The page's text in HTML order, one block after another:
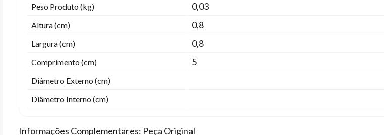
Peso Produto (kg) 0,03
Altura (cm) 0,8
Largura (cm) 0,8
Comprimento (cm) 5
Diâmetro Externo (cm)
Diâmetro Interno (cm)
Informações Complementares: Peça Original